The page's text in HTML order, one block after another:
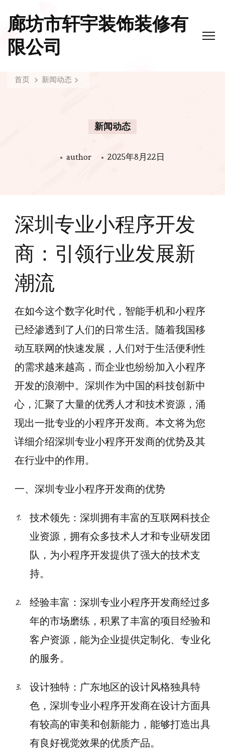
廊坊市轩宇装饰装修有
限公司
首页 新闻动态
新闻动态
author 2025年8月22日
深圳专业小程序开发
商：引领行业发展新
潮流
在如今这个数字化时代，智能手机和小程序
已经渗透到了人们的日常生活。随着我国移
动互联网的快速发展，人们对于生活便利性
的需求越来越高，而企业也纷纷加入小程序
开发的浪潮中。深圳作为中国的科技创新中
心，汇聚了大量的优秀人才和技术资源，涌
现出一批专业的小程序开发商。本文将为您
详细介绍深圳专业小程序开发商的优势及其
在行业中的作用。
一、深圳专业小程序开发商的优势
技术领先：深圳拥有丰富的互联网科技企
业资源，拥有众多技术人才和专业研发团
队，为小程序开发提供了强大的技术支
持。
经验丰富：深圳专业小程序开发商经过多
年的市场磨练，积累了丰富的项目经验和
客户资源，能为企业提供定制化、专业化
的服务。
设计独特：广东地区的设计风格独具特
色，深圳专业小程序开发商在设计方面具
有较高的审美和创新能力，能够打造出具
有良好视觉效果的优质产品。